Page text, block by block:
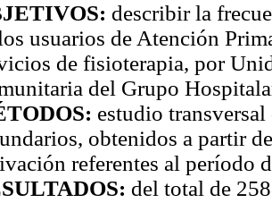
describir la
usuarios de Atención
de fisioterapia, por
del Grupo
estudio
obtenidos a partir
referentes al período
del total de